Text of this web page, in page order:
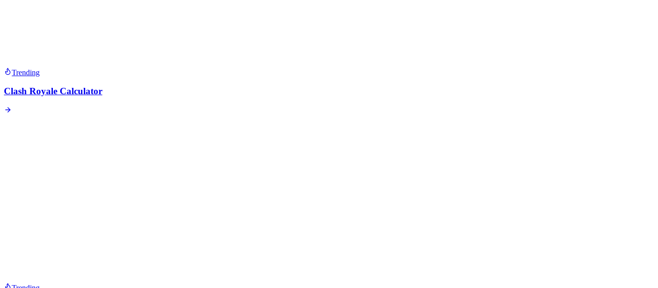
Trending
Clash Royale Calculator